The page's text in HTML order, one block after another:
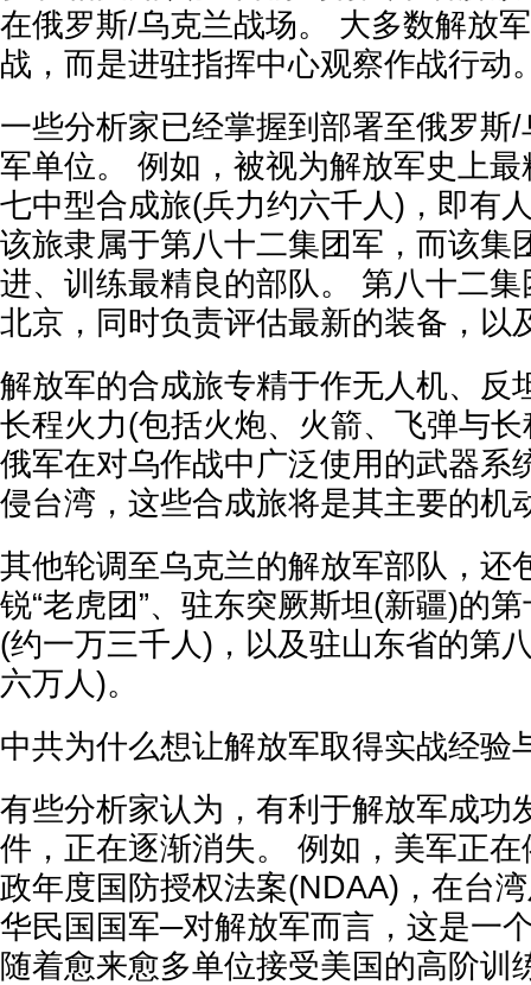
在俄罗斯/乌克兰战场。 大多数解放
战，而是进驻指挥中心观察作战行动
一些分析家已经掌握到部署至俄罗斯
军单位。 例如，被视为解放军史上
七中型合成旅(兵力约六千人)，即有
该旅隶属于第八十二集团军，而该集
进、训练最精良的部队。 第八十二
北京，同时负责评估最新的装备，以
解放军的合成旅专精于作无人机、反
长程火力(包括火炮、火箭、飞弹与
俄军在对乌作战中广泛使用的武器系
侵台湾，这些合成旅将是其主要的机
其他轮调至乌克兰的解放军部队，还
锐“老虎团”、驻东突厥斯坦(新疆)的
(约一万三千人)，以及驻山东省的第
六万人)。
中共为什么想让解放军取得实战经验
有些分析家认为，有利于解放军成功
件，正在逐渐消失。 例如，美军正
政年度国防授权法案(NDAA)，在台
华民国国军─对解放军而言，这是一
随着愈来愈多单位接受美国的高阶训